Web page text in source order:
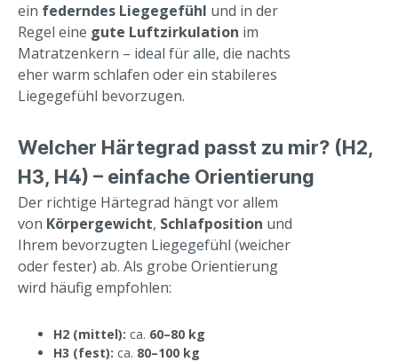
ein federndes Liegegefühl und in der
Regel eine gute Luftzirkulation im
Matratzenkern – ideal für alle, die nachts
eher warm schlafen oder ein stabileres
Liegegefühl bevorzugen.
Welcher Härtegrad passt zu mir? (H2,
H3, H4) – einfache Orientierung
Der richtige Härtegrad hängt vor allem
von Körpergewicht, Schlafposition und
Ihrem bevorzugten Liegegefühl (weicher
oder fester) ab. Als grobe Orientierung
wird häufig empfohlen:
H2 (mittel): ca. 60–80 kg
H3 (fest): ca. 80–100 kg